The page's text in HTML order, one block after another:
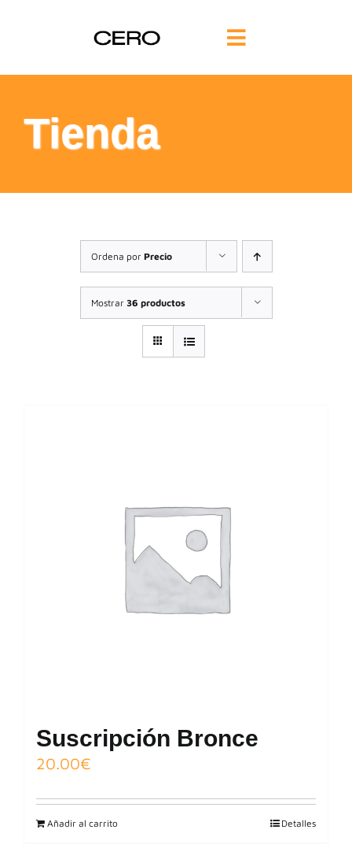
Toggle
Navigation
FILOSOFÍA
TE AYUDAMOS
FORMACIÓN
COMUNIDAD
Tienda
Ordena por Precio
Mostrar 36 productos
Suscripción Bronce
20.00€
Añadir al carrito Detalles